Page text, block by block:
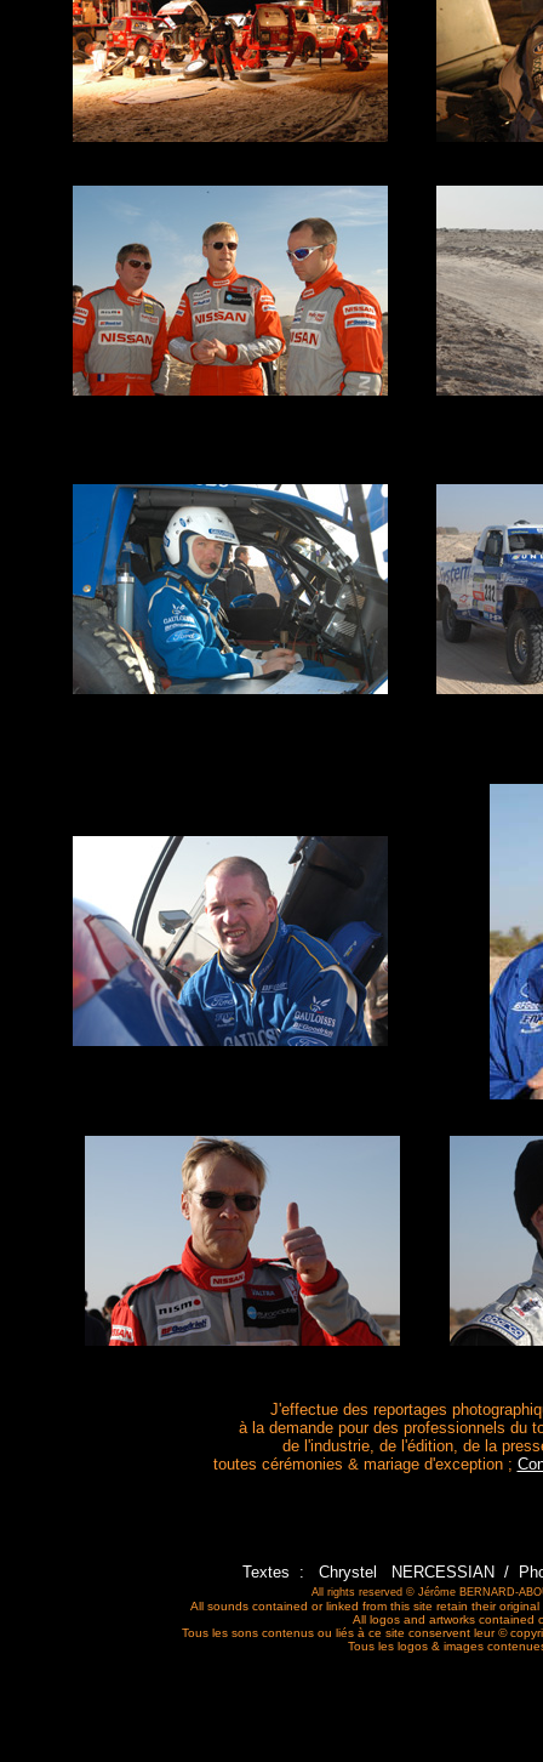
J'effectue des reportages
à la demande pour des professionnels du
de l'industrie, de l'édition, de la
toutes cérémonies & mariage d'exception ;
Textes : Chrystel NERCESSIAN /
All rights reserved © Jérôme BERNARD-
All sounds contained or linked from this site retain their original
All logos and artworks contained
Tous les sons contenus ou liés à ce site conservent leur©
Tous les logos & images